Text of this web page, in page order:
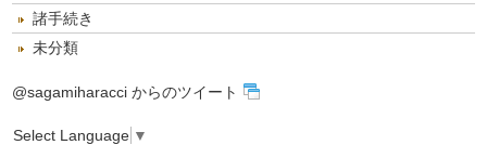
諸手続き
未分類
@sagamiharacci からのツイート
Select Language ▼